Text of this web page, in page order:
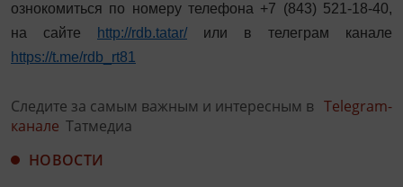
ознокомиться по номеру телефона +7 (843) 521-18-40,
на сайте
http://rdb.tatar/или в телеграм канале
https://t.me/rdb_rt81
Следите за самым важным и интересным в Telegram-
канале Татмедиа
НОВОСТИ